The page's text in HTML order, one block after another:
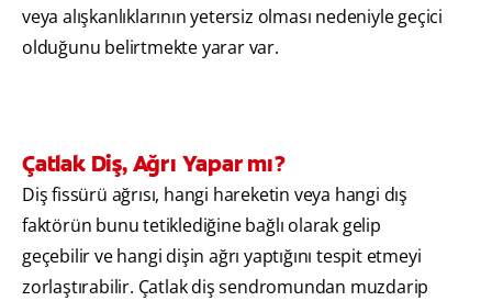
veya alışkanlıklarının yetersiz olması nedeniyle geçici
olduğunu belirtmekte yarar var.
Çatlak Diş, Ağrı Yapar mı?
Diş fissürü ağrısı, hangi hareketin veya hangi dış
faktörün bunu tetiklediğine bağlı olarak gelip
geçebilir ve hangi dişin ağrı yaptığını tespit etmeyi
zorlaştırabilir. Çatlak diş sendromundan muzdarip